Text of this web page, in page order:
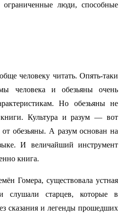
люди, способные
человеку читать. Опять-таки
человека и обезьяны очень
Но обезьяны не
книги. Культура и разум — вот
от обезьяны. А разум основан на
И величайший инструмент
книга.
Гомера, существовала устная
слушали старцев, которые в
сказания и легенды прошедших